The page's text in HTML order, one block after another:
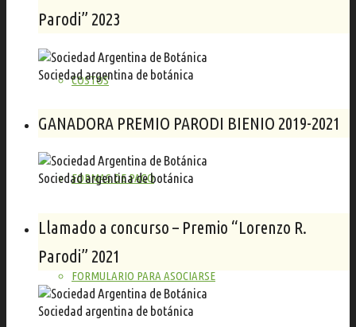
COSTOS
FORMAS DE PAGO
FORMULARIO PARA ASOCIARSE
Parodi” 2023
Sociedad argentina de botánica
GANADORA PREMIO PARODI BIENIO 2019-2021
Sociedad argentina de botánica
Llamado a concurso – Premio “Lorenzo R.
Parodi” 2021
Sociedad argentina de botánica